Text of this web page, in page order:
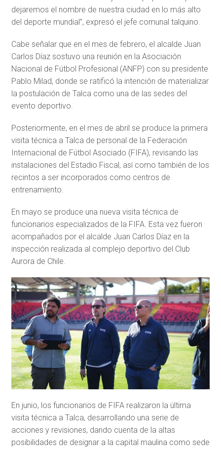
dejaremos el nombre de nuestra ciudad en lo más alto
del deporte mundial”, expresó el jefe comunal talquino.
Cabe señalar que en el mes de febrero, el alcalde Juan
Carlos Díaz sostuvo una reunión en la Asociación
Nacional de Fútbol Profesional (ANFP) con su presidente
Pablo Milad, donde se ratificó la intención de materializar
la postulación de Talca como una de las sedes del
evento deportivo.
Posteriormente, en el mes de abril se produce la primera
visita técnica a Talca de personal de la Federación
Internacional de Fútbol Asociado (FIFA), revisando las
instalaciones del Estadio Fiscal, así como también de los
recintos a ser incorporados como centros de
entrenamiento.
En mayo se produce una nueva visita técnica de
funcionarios especializados de la FIFA. Esta vez fueron
acompañados por el alcalde Juan Carlos Díaz en la
inspección realizada al complejo deportivo del Club
Aurora de Chile.
En junio, los funcionarios de FIFA realizaron la última
visita técnica a Talca, desarrollando una serie de
acciones y revisiones, dando cuenta de la altas
posibilidades de designar a la capital maulina como sede